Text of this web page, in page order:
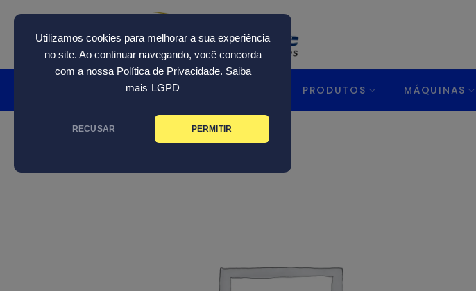
Utilizamos cookies para melhorar a sua experiência
no site. Ao continuar navegando, você concorda
com a nossa Política de Privacidade. Saiba
mais LGPD
RECUSAR PERMITIR
content
HOME PRODUTOS MÁQUINAS